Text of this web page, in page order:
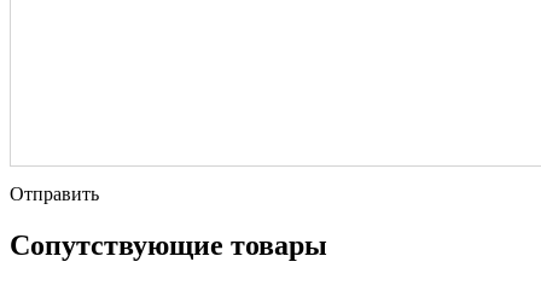
Отправить
Сопутствующие товары